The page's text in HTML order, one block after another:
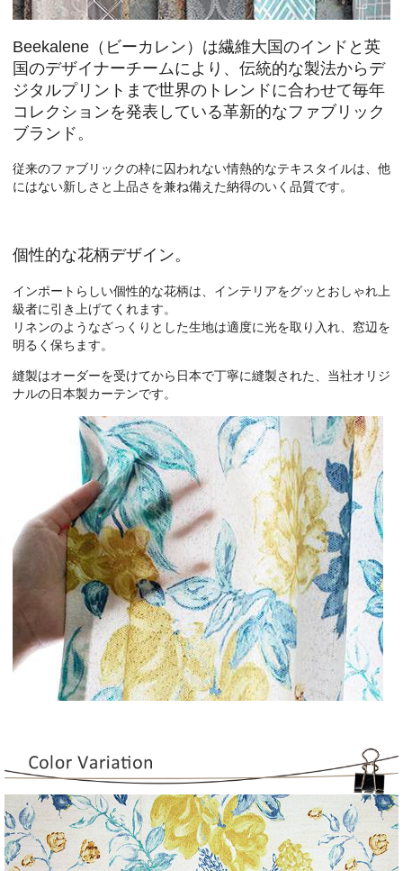
Beekalene（ビーカレン）は繊維大国のインドと英
国のデザイナーチームにより、伝統的な製法からデ
ジタルプリントまで世界のトレンドに合わせて毎年
コレクションを発表している革新的なファブリック
ブランド。
従来のファブリックの枠に囚われない情熱的なテキスタイルは、他
にはない新しさと上品さを兼ね備えた納得のいく品質です。
個性的な花柄デザイン。
インポートらしい個性的な花柄は、インテリアをグッとおしゃれ上
級者に引き上げてくれます。
リネンのようなざっくりとした生地は適度に光を取り入れ、窓辺を
明るく保ちます。
縫製はオーダーを受けてから日本で丁寧に縫製された、当社オリジ
ナルの日本製カーテンです。